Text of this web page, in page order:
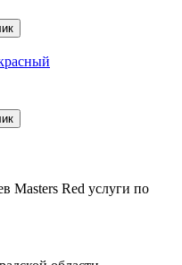
Masters Red услуги по